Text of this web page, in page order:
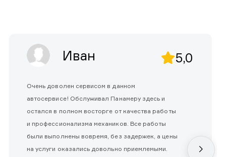
Иван 5,0
Очень доволен сервисом в данном
автосервисе! Обслуживал Панамеру здесь и
остался в полном восторге от качества работы
и профессионализма механиков. Все работы
были выполнены вовремя, без задержек, а цены
на услуги оказались довольно приемлемыми.